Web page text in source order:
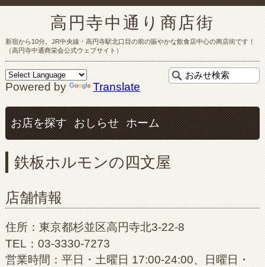
高円寺中通り商店街
新宿から10分。JR中央線・高円寺駅北口目の前の賑やかな飲食店中心の商店街です！
（高円寺中通商栄会公式ウェブサイト）
Powered by Translate
お店を探す おしらせ ホーム
鉄板ホルモンの四文屋
店舗情報
住所：東京都杉並区高円寺北3-22-8
TEL：03-3330-7273
営業時間：平日・土曜日 17:00-24:00、日曜日・